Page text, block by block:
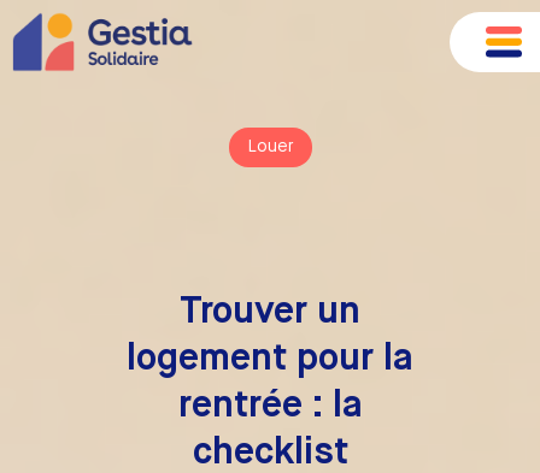
Louer
Trouver un
logement pour la
rentrée : la
checklist